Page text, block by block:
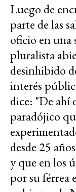
Luego de
parte de las
oficio en una
pluralista
desinhibido
interés
dice: "De ahí
paradójico
desde 25
y que en los
por su férrea